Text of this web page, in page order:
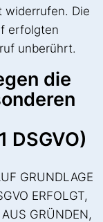
widerrufen. Die
erfolgten
unberührt.
die
DSGVO)
GRUNDLAGE
ERFOLGT,
GRÜNDEN,